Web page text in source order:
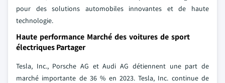
pour des solutions automobiles innovantes et de haute
technologie.
Haute performance Marché des voitures de sport
électriques Partager
Tesla, Inc., Porsche AG et Audi AG détiennent une part de
marché importante de 36 % en 2023. Tesla, Inc. continue de